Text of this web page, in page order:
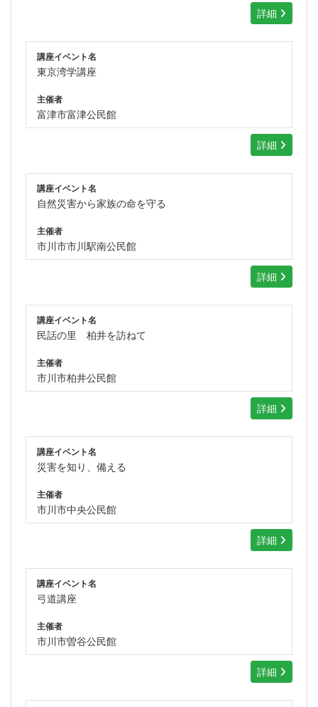
詳細
講座イベント名
東京湾学講座
主催者
富津市富津公民館
詳細
講座イベント名
自然災害から家族の命を守る
主催者
市川市市川駅南公民館
詳細
講座イベント名
民話の里 柏井を訪ねて
主催者
市川市柏井公民館
詳細
講座イベント名
災害を知り、備える
主催者
市川市中央公民館
詳細
講座イベント名
弓道講座
主催者
市川市曽谷公民館
詳細